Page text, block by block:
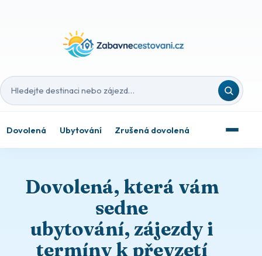
Hledat destinaci nebo zájezd
Dovolená Ubytování Zrušená dovolená
Dovolená, která vám
sedne
ubytování, zájezdy i
termíny k převzetí